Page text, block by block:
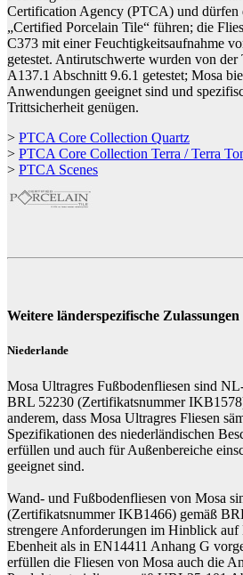
Certification Agency (PTCA) und dürfen
„Certified Porcelain Tile“ führen; die
C373 mit einer Feuchtigkeitsaufnahme
getestet. Antirutschwerte wurden von
A137.1 Abschnitt 9.6.1 getestet; Mosa
Anwendungen geeignet sind und
Trittsicherheit genügen.
> PTCA Core Collection Quartz
> PTCA Core Collection Terra / Terra
> PTCA Scenes
Weitere länderspezifische Zulassungen
Niederlande
Mosa Ultragres Fußbodenfliesen sind
BRL 52230 (Zertifikatsnummer
anderem, dass Mosa Ultragres Fliesen
Spezifikationen des niederländischen
erfüllen und auch für Außenbereiche
geeignet sind.
Wand- und Fußbodenfliesen von Mosa
(Zertifikatsnummer IKB1466) gemäß
strengere Anforderungen im Hinblick
Ebenheit als in EN14411 Anhang G
erfüllen die Fliesen von Mosa auch die